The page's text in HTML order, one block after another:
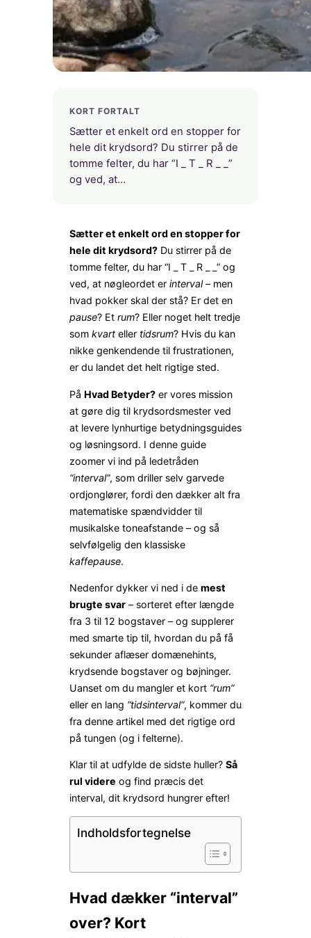
KORT FORTALT
Sætter et enkelt ord en stopper for
hele dit krydsord? Du stirrer på de
tomme felter, du har “I _ T _ R _ _”
og ved, at…
Sætter et enkelt ord en stopper for
hele dit krydsord? Du stirrer på de
tomme felter, du har “I _ T _ R _ _” og
ved, at nøgleordet er interval– men
hvad pokker skal der stå? Er det en
pause? Et rum? Eller noget helt tredje
som kvart eller tidsrum? Hvis du kan
nikke genkendende til frustrationen,
er du landet det helt rigtige sted.
På Hvad Betyder? er vores mission
at gøre dig til krydsordsmester ved
at levere lynhurtige betydningsguides
og løsningsord. I denne guide
zoomer vi ind på ledetråden
“interval”, som driller selv garvede
ordjonglører, fordi den dækker alt fra
matematiske spændvidder til
musikalske toneafstande – og så
selvfølgelig den klassiske
kaffepause.
Nedenfor dykker vi ned i de mest
brugte svar – sorteret efter længde
fra 3 til 12 bogstaver – og supplerer
med smarte tip til, hvordan du på få
sekunder aflæser domænehints,
krydsende bogstaver og bøjninger.
Uanset om du mangler et kort “rum”
eller en lang “tidsinterval”, kommer du
fra denne artikel med det rigtige ord
på tungen (og i felterne).
Klar til at udfylde de sidste huller? Så
rul videre og find præcis det
interval, dit krydsord hungrer efter!
Indholdsfortegnelse
Hvad dækker “interval”
over? Kort